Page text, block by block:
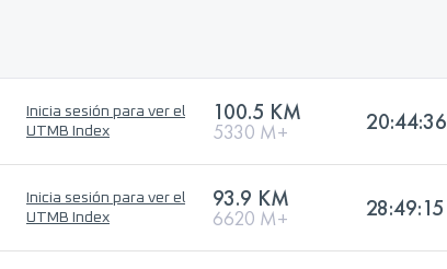
Inicia sesión para ver el
UTMB Index
100.5 KM
5330 M+ 20:44:36
Inicia sesión para ver el
UTMB Index
93.9 KM
6620 M+ 28:49:15